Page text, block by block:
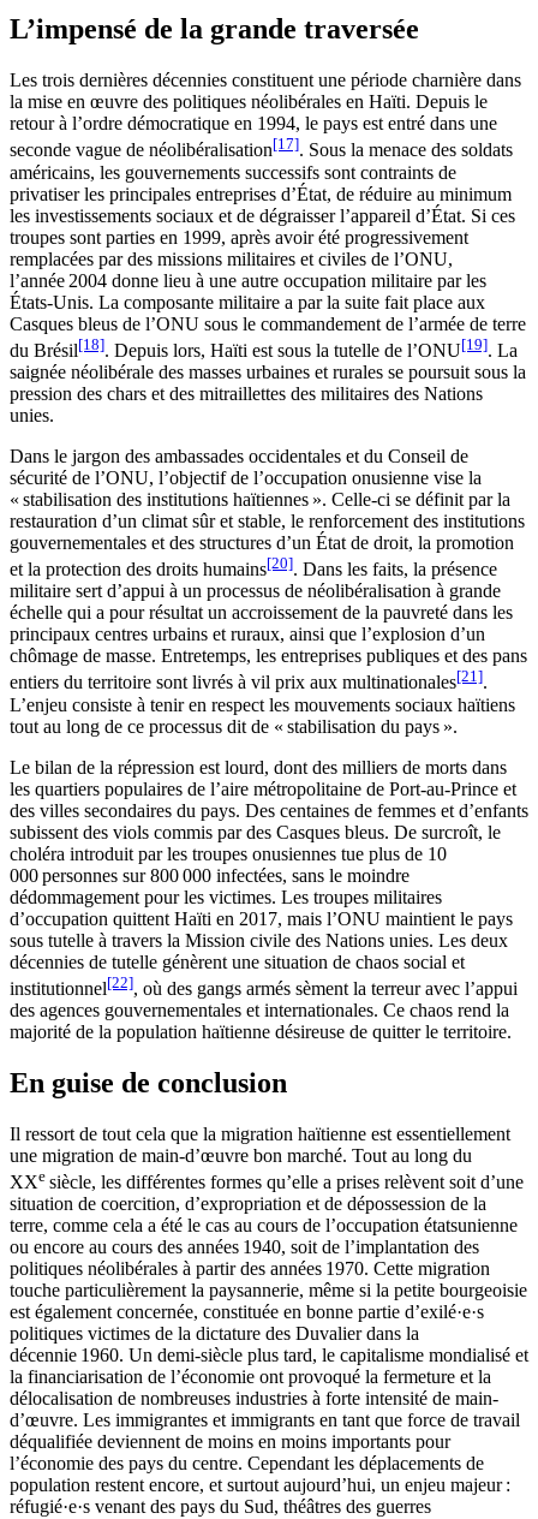
L’impensé de la grande traversée
Les trois dernières décennies constituent une période charnière dans
la mise en œuvre des politiques néolibérales en Haïti. Depuis le
retour à l’ordre démocratique en 1994, le pays est entré dans une
seconde vague de néolibéralisation[17]. Sous la menace des soldats
américains, les gouvernements successifs sont contraints de
privatiser les principales entreprises d’État, de réduire au minimum
les investissements sociaux et de dégraisser l’appareil d’État. Si ces
troupes sont parties en 1999, après avoir été progressivement
remplacées par des missions militaires et civiles de l’ONU,
l’année 2004 donne lieu à une autre occupation militaire par les
États-Unis. La composante militaire a par la suite fait place aux
Casques bleus de l’ONU sous le commandement de l’armée de terre
du Brésil[18]. Depuis lors, Haïti est sous la tutelle de l’ONU[19]. La
saignée néolibérale des masses urbaines et rurales se poursuit sous la
pression des chars et des mitraillettes des militaires des Nations
unies.
Dans le jargon des ambassades occidentales et du Conseil de
sécurité de l’ONU, l’objectif de l’occupation onusienne vise la
« stabilisation des institutions haïtiennes ». Celle-ci se définit par la
restauration d’un climat sûr et stable, le renforcement des institutions
gouvernementales et des structures d’un État de droit, la promotion
et la protection des droits humains[20]. Dans les faits, la présence
militaire sert d’appui à un processus de néolibéralisation à grande
échelle qui a pour résultat un accroissement de la pauvreté dans les
principaux centres urbains et ruraux, ainsi que l’explosion d’un
chômage de masse. Entretemps, les entreprises publiques et des pans
entiers du territoire sont livrés à vil prix aux multinationales[21].
L’enjeu consiste à tenir en respect les mouvements sociaux haïtiens
tout au long de ce processus dit de « stabilisation du pays ».
Le bilan de la répression est lourd, dont des milliers de morts dans
les quartiers populaires de l’aire métropolitaine de Port-au-Prince et
des villes secondaires du pays. Des centaines de femmes et d’enfants
subissent des viols commis par des Casques bleus. De surcroît, le
choléra introduit par les troupes onusiennes tue plus de 10
000 personnes sur 800 000 infectées, sans le moindre
dédommagement pour les victimes. Les troupes militaires
d’occupation quittent Haïti en 2017, mais l’ONU maintient le pays
sous tutelle à travers la Mission civile des Nations unies. Les deux
décennies de tutelle génèrent une situation de chaos social et
institutionnel[22], où des gangs armés sèment la terreur avec l’appui
des agences gouvernementales et internationales. Ce chaos rend la
majorité de la population haïtienne désireuse de quitter le territoire.
En guise de conclusion
Il ressort de tout cela que la migration haïtienne est essentiellement
une migration de main-d’œuvre bon marché. Tout au long du
XXe siècle, les différentes formes qu’elle a prises relèvent soit d’une
situation de coercition, d’expropriation et de dépossession de la
terre, comme cela a été le cas au cours de l’occupation étatsunienne
ou encore au cours des années 1940, soit de l’implantation des
politiques néolibérales à partir des années 1970. Cette migration
touche particulièrement la paysannerie, même si la petite bourgeoisie
est également concernée, constituée en bonne partie d’exilé·e·s
politiques victimes de la dictature des Duvalier dans la
décennie 1960. Un demi-siècle plus tard, le capitalisme mondialisé et
la financiarisation de l’économie ont provoqué la fermeture et la
délocalisation de nombreuses industries à forte intensité de main-
d’œuvre. Les immigrantes et immigrants en tant que force de travail
déqualifiée deviennent de moins en moins importants pour
l’économie des pays du centre. Cependant les déplacements de
population restent encore, et surtout aujourd’hui, un enjeu majeur :
réfugié·e·s venant des pays du Sud, théâtres des guerres